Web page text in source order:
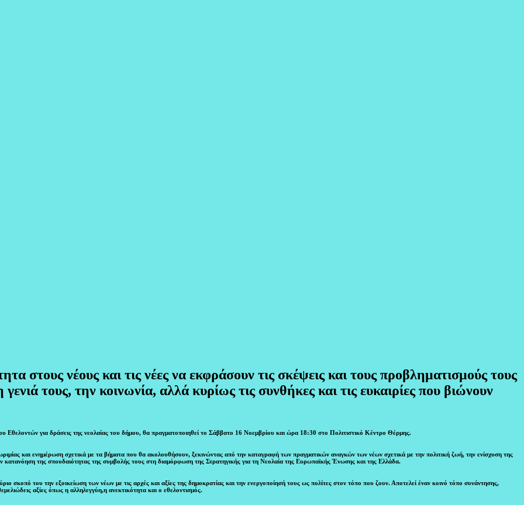
στους νέους και τις νέες να εκφράσουν τις σκέψεις και τους προβληματισμούς τους
τους, την κοινωνία, αλλά κυρίως τις συνθήκες και τις ευκαιρίες που βιώνουν
για δράσεις της νεολαίας του δήμου, θα πραγματοποιηθεί το Σάββατο 16 Νοεμβρίου και ώρα 18:30 στο Πολιτιστικό Κέντρο Θέρμης.
και ενημέρωση σχετικά με τα βήματα που θα ακολουθήσουν, ξεκινώντας από την καταγραφή των πραγματικών αναγκών των νέων σχετικά με την πολιτική ζωή, την ενίσχυση της
κατανόηση της σπουδαιότητας της συμβολής τους στη διαμόρφωση της Στρατηγικής για τη Νεολαία της Ευρωπαϊκής Ένωσης και της Ελλάδα.
σκοπό του την εξοικείωση των νέων με τις αρχές και αξίες της δημοκρατίας και την ενεργοποίησή τους ως πολίτες στον τόπο που ζουν. Αποτελεί έναν κοινό τόπο συνάντησης,
αξίες όπως η αλληλεγγύη,η ανεκτικότητα και ο εθελοντισμός.